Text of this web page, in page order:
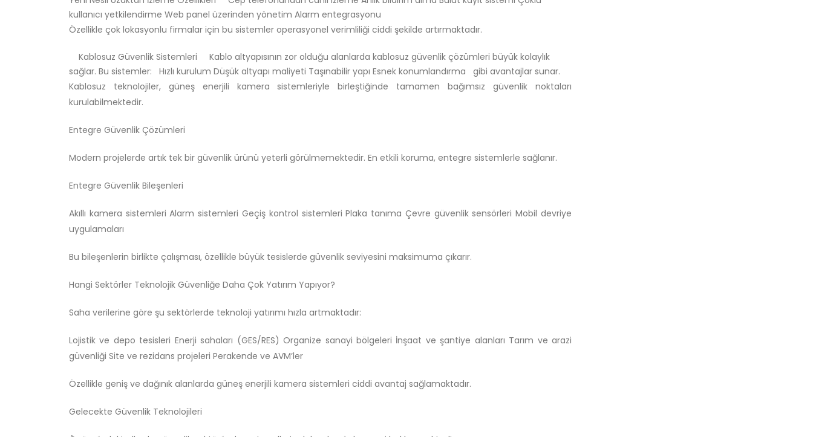
kullanıcı yetkilendirme Web panel üzerinden yönetim Alarm entegrasyonu
Özellikle çok lokasyonlu firmalar için bu sistemler operasyonel verimliliği ciddi şekilde artırmaktadır.
Kablosuz Güvenlik Sistemleri Kablo altyapısının zor olduğu alanlarda kablosuz güvenlik çözümleri büyük kolaylık
sağlar. Bu sistemler: Hızlı kurulum Düşük altyapı maliyeti Taşınabilir yapı Esnek konumlandırma gibi avantajlar sunar.
Kablosuz teknolojiler, güneş enerjili kamera sistemleriyle birleştiğinde tamamen bağımsız güvenlik noktaları
kurulabilmektedir.
Entegre Güvenlik Çözümleri
Modern projelerde artık tek bir güvenlik ürünü yeterli görülmemektedir. En etkili koruma, entegre sistemlerle sağlanır.
Entegre Güvenlik Bileşenleri
Akıllı kamera sistemleri Alarm sistemleri Geçiş kontrol sistemleri Plaka tanıma Çevre güvenlik sensörleri Mobil devriye
uygulamaları
Bu bileşenlerin birlikte çalışması, özellikle büyük tesislerde güvenlik seviyesini maksimuma çıkarır.
Hangi Sektörler Teknolojik Güvenliğe Daha Çok Yatırım Yapıyor?
Saha verilerine göre şu sektörlerde teknoloji yatırımı hızla artmaktadır:
Lojistik ve depo tesisleri Enerji sahaları (GES/RES) Organize sanayi bölgeleri İnşaat ve şantiye alanları Tarım ve arazi
güvenliği Site ve rezidans projeleri Perakende ve AVM’ler
Özellikle geniş ve dağınık alanlarda güneş enerjili kamera sistemleri ciddi avantaj sağlamaktadır.
Gelecekte Güvenlik Teknolojileri